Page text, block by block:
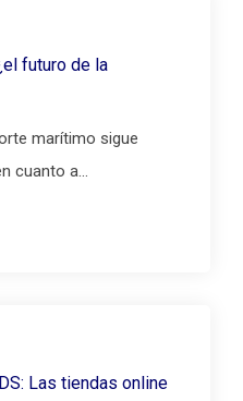
futuro de la
marítimo sigue
cuanto a...
Las tiendas online